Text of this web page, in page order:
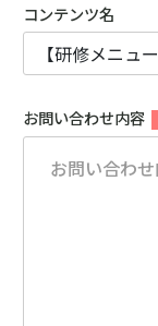
コンテンツ名
お問い合わせ内容